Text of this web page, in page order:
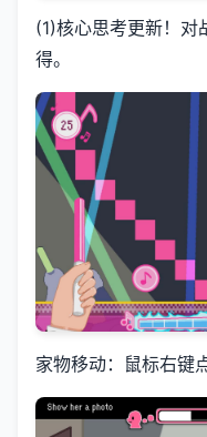
(1)核心思考更新！对
得。
家物移动：鼠标右键